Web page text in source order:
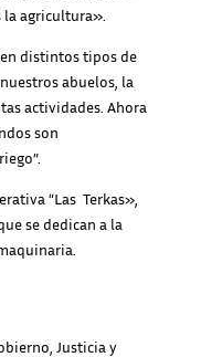
agricultura».
distintos tipos de
abuelos, la
actividades. Ahora
son
“Las Terkas»,
se dedican a la
Justicia y